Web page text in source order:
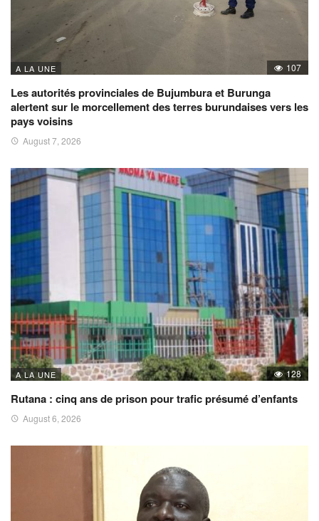
A LA UNE 107
Les autorités provinciales de Bujumbura et Burunga
alertent sur le morcellement des terres burundaises vers les
pays voisins
August 7, 2026
A LA UNE 128
Rutana : cinq ans de prison pour trafic présumé d’enfants
August 6, 2026